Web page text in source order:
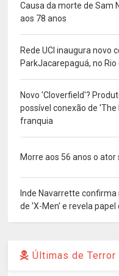
Causa da morte de Sam
aos 78 anos
Rede UCI inaugura novo
ParkJacarepaguá, no
Novo 'Cloverfield'?
possível conexão de
franquia
Morre aos 56 anos o
Inde Navarrette
de 'X-Men' e revela papel
Últimas de Terror